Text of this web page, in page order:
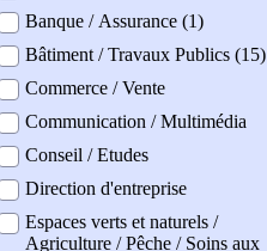
Banque / Assurance (1)
Bâtiment / Travaux Publics (15)
Commerce / Vente
Communication / Multimédia
Conseil / Etudes
Direction d'entreprise
Espaces verts et naturels /
Agriculture / Pêche / Soins aux